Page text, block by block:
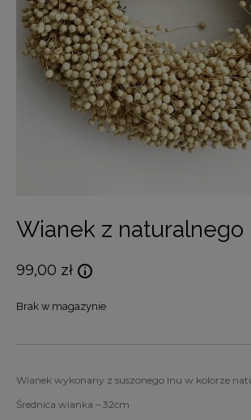
Wianek z naturalnego
99,00 zł
Brak w magazynie
Wianek wykonany z suszonego lnu w kolorze
Średnica wianka – 32cm